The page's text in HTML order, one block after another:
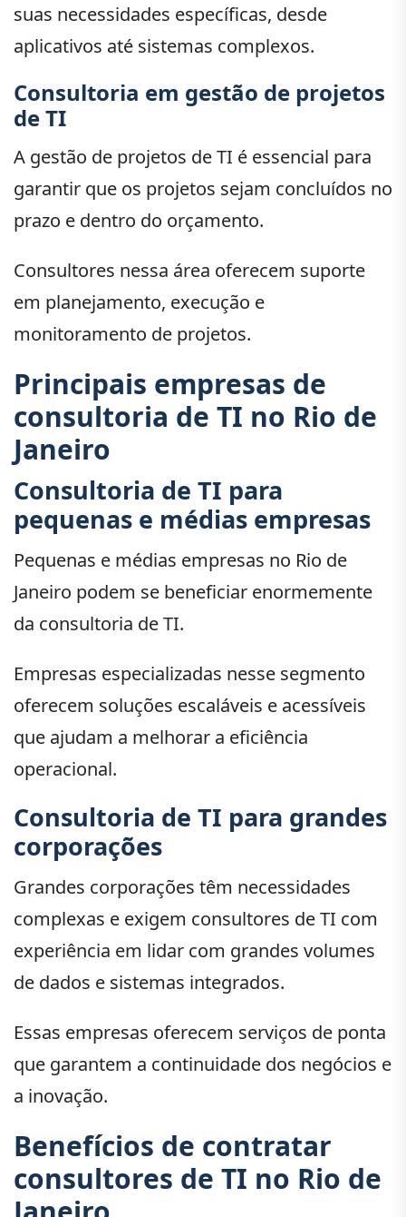
suas necessidades específicas, desde
aplicativos até sistemas complexos.
Consultoria em gestão de projetos
de TI
A gestão de projetos de TI é essencial para
garantir que os projetos sejam concluídos no
prazo e dentro do orçamento.
Consultores nessa área oferecem suporte
em planejamento, execução e
monitoramento de projetos.
Principais empresas de
consultoria de TI no Rio de
Janeiro
Consultoria de TI para
pequenas e médias empresas
Pequenas e médias empresas no Rio de
Janeiro podem se beneficiar enormemente
da consultoria de TI.
Empresas especializadas nesse segmento
oferecem soluções escaláveis e acessíveis
que ajudam a melhorar a eficiência
operacional.
Consultoria de TI para grandes
corporações
Grandes corporações têm necessidades
complexas e exigem consultores de TI com
experiência em lidar com grandes volumes
de dados e sistemas integrados.
Essas empresas oferecem serviços de ponta
que garantem a continuidade dos negócios e
a inovação.
Benefícios de contratar
consultores de TI no Rio de